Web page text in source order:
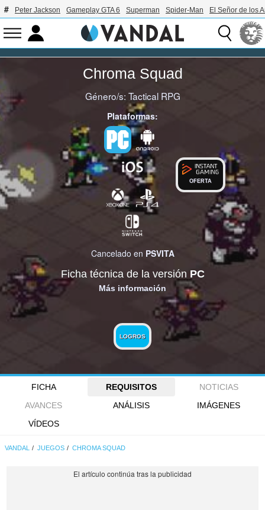
Peter Jackson Gameplay GTA 6 Superman Spider-Man El Señor de los
Chroma Squad
Género/s: Tactical RPG
Plataformas:
OFERTA
Cancelado en PSVITA
Ficha técnica de la versión PC
Más información
LOGROS
FICHA REQUISITOS
NOTICIAS
AVANCES
ANÁLISIS
IMÁGENES
VÍDEOS
VANDAL JUEGOS CHROMA SQUAD